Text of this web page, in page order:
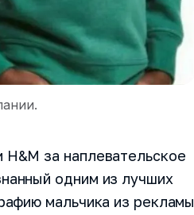
за наплевательское
одним из лучших
мальчика из рекламы